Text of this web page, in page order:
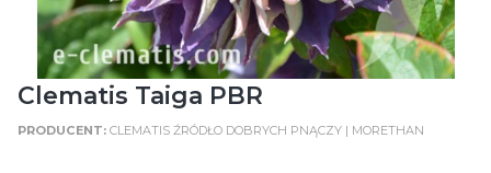
Clematis Taiga PBR
CLEMATIS ŹRÓDŁO DOBRYCH PNĄCZY | MORETHAN